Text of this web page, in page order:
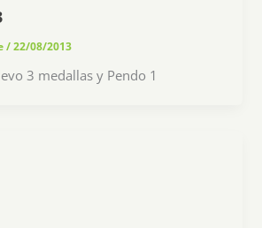
/22/08/2013
3 medallas y Pendo 1